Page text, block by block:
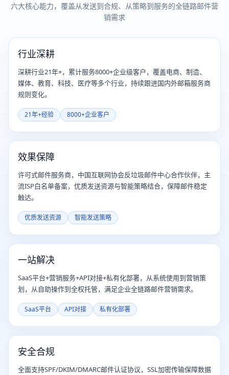
六大核心能力，覆盖从发送到合规、从策略到服务的全链路邮件营
销需求
行业深耕
深耕行业21年+，累计服务8000+企业级客户，覆盖电商、制造、
媒体、教育、科技、医疗等多个行业，持续跟进国内外邮箱服务商
规则变化。
21年+经验 8000+企业客户
效果保障
许可式邮件服务商，中国互联网协会反垃圾邮件中心合作伙伴，主
流ISP白名单备案，优质发送资源与智能策略结合，保障邮件稳定
触达。
优质发送资源 智能发送策略
一站解决
SaaS平台+营销服务+API对接+私有化部署，从系统使用到营销策
划，从自助操作到全权托管，满足企业全链路邮件营销需求。
SaaS平台 API对接 私有化部署
安全合规
全面支持SPF/DKIM/DMARC邮件认证协议，SSL加密传输保障数据